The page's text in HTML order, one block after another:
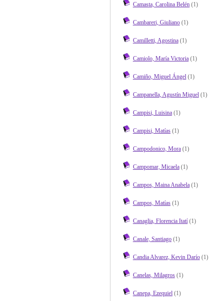
Camasta, Carolina Belén(1)
Cambareri, Giuliano(1)
Camilletti, Agostina(1)
Camiolo, María Victoria(1)
Camiño, Miguel Ángel(1)
Campanella, Agustín Miguel(1)
Campisi, Luisina(1)
Campisi, Matías(1)
Campodonico, Mora(1)
Campomar, Micaela(1)
Campos, Maina Anabela(1)
Campos, Matías(1)
Canaglia, Florencia Itatí(1)
Canale, Santiago(1)
Candia Alvarez, Kevin Darío(1)
Canelas, Milagros(1)
Canepa, Ezequiel(1)